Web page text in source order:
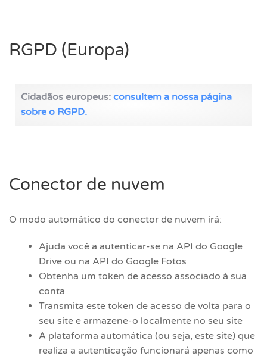
RGPD (Europa)
Cidadãos europeus: consultem a nossa página
sobre o RGPD.
Conector de nuvem
O modo automático do conector de nuvem irá:
Ajuda você a autenticar-se na API do Google
Drive ou na API do Google Fotos
Obtenha um token de acesso associado à sua
conta
Transmita este token de acesso de volta para o
seu site e armazene-o localmente no seu site
A plataforma automática (ou seja, este site) que
realiza a autenticação funcionará apenas como